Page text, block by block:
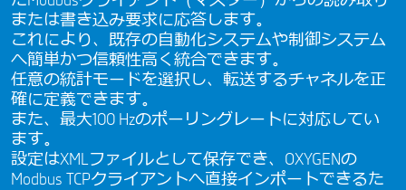
または書き込み要求に応答します。
これにより、既存の自動化システムや制御システム
へ簡単かつ信頼性高く統合できます。
任意の統計モードを選択し、転送するチャネルを正
確に定義できます。
また、最大100 Hzのポーリングレートに対応してい
ます。
設定はXMLファイルとして保存でき、OXYGENの
Modbus TCPクライアントへ直接インポートできるた